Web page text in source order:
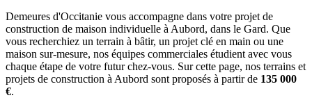
Demeures d'Occitanie vous accompagne dans votre projet de
construction de maison individuelle à Aubord, dans le Gard. Que
vous recherchiez un terrain à bâtir, un projet clé en main ou une
maison sur-mesure, nos équipes commerciales étudient avec vous
chaque étape de votre futur chez-vous. Sur cette page, nos terrains et
projets de construction à Aubord sont proposés à partir de 135 000
€.